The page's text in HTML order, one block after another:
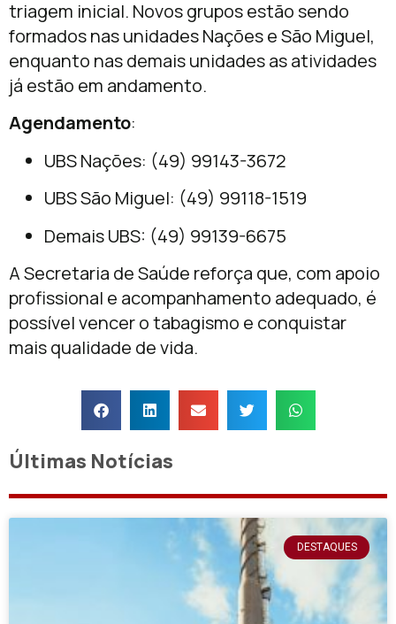
triagem inicial. Novos grupos estão sendo
formados nas unidades Nações e São Miguel,
enquanto nas demais unidades as atividades
já estão em andamento.
Agendamento:
UBS Nações: (49) 99143-3672
UBS São Miguel: (49) 99118-1519
Demais UBS: (49) 99139-6675
A Secretaria de Saúde reforça que, com apoio
profissional e acompanhamento adequado, é
possível vencer o tabagismo e conquistar
mais qualidade de vida.
Últimas Notícias
DESTAQUES